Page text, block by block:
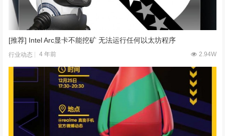
[推荐] Intel Arc显卡不能挖矿 无法运行任何以太坊程序
行业动态 4 年前 2.94W